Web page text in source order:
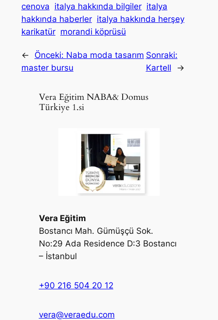
cenova italya hakkında bilgiler italya
hakkında haberler italya hakkında herşey
karikatür morandi köprüsü
← Önceki: Naba moda tasarım
master bursu
Sonraki:
Kartell
→
Vera Eğitim NABA& Domus
Türkiye 1.si
Vera Eğitim
Bostancı Mah. Gümüşçü Sok.
No:29 Ada Residence D:3 Bostancı
– İstanbul
+90 216 504 20 12
vera@veraedu.com